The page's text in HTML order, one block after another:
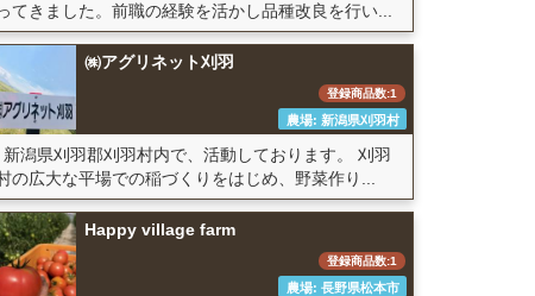
てきました。前職の経験を活かし品種改良を行い...
㈱アグリネット刈羽
登録商品数:1
農場: 新潟県刈羽村
新潟県刈羽郡刈羽村内で、活動しております。 刈羽
の広大な平場での稲づくりをはじめ、野菜作り...
Happy village farm
登録商品数:1
農場: 長野県松本市